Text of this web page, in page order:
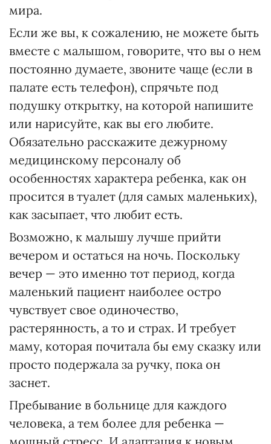
мира.
Если же вы, к сожалению, не можете быть
вместе с малышом, говорите, что вы о нем
постоянно думаете, звоните чаще (если в
палате есть телефон), спрячьте под
подушку открытку, на которой напишите
или нарисуйте, как вы его любите.
Обязательно расскажите дежурному
медицинскому персоналу об
особенностях характера ребенка, как он
просится в туалет (для самых маленьких),
как засыпает, что любит есть.
Возможно, к малышу лучше прийти
вечером и остаться на ночь. Поскольку
вечер — это именно тот период, когда
маленький пациент наиболее остро
чувствует свое одиночество,
растерянность, а то и страх. И требует
маму, которая почитала бы ему сказку или
просто подержала за ручку, пока он
заснет.
Пребывание в больнице для каждого
человека, а тем более для ребенка —